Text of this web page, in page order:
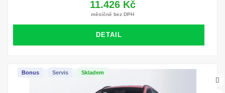
11.426 Kč
měsíčně bez DPH
DETAIL
Skladem
Servis
Bonus